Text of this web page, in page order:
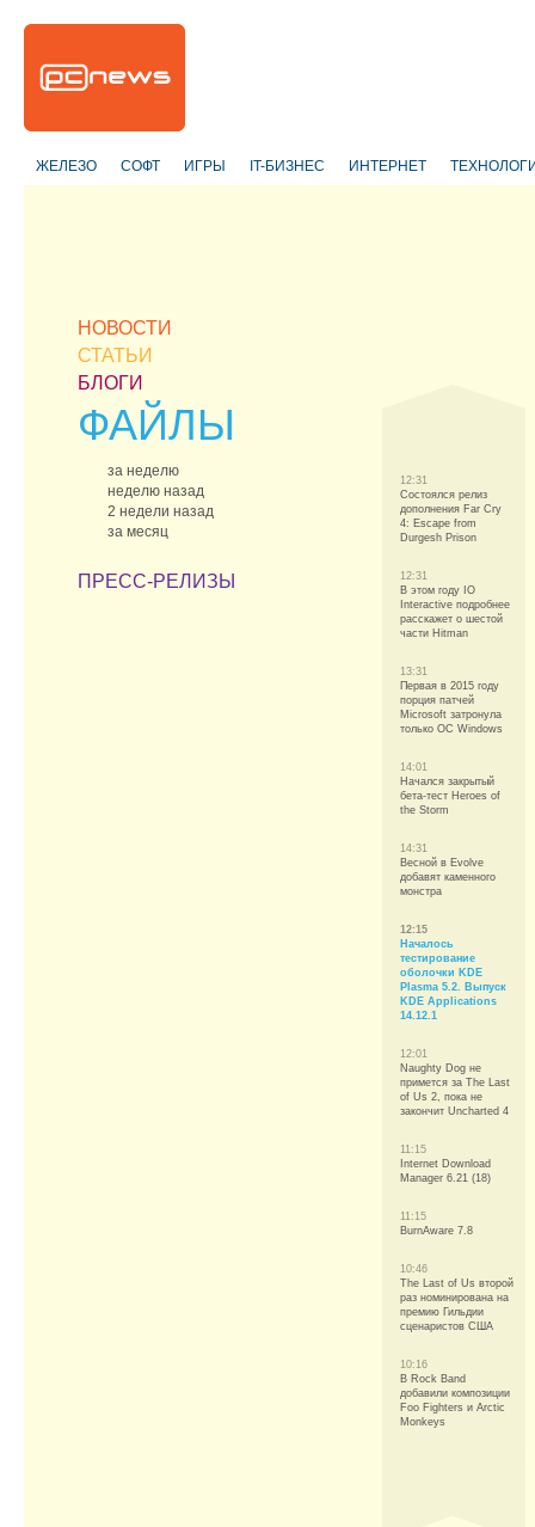
ЖЕЛЕЗО СОФТ ИГРЫ IT-БИЗНЕС ИНТЕРНЕТ
НОВОСТИ
СТАТЬИ
БЛОГИ
ФАЙЛЫ
за неделю
неделю назад
2 недели назад
за месяц
ПРЕСС-РЕЛИЗЫ
12:31
Состоялся релиз
дополнения Far Cry
4: Escape from
Durgesh Prison
12:31
В этом году IO
Interactive подробнее
расскажет о шестой
части Hitman
13:31
Первая в 2015 году
порция патчей
Microsoft затронула
только ОС Windows
14:01
Начался закрытый
бета-тест Heroes of
the Storm
14:31
Весной в Evolve
добавят каменного
монстра
12:15
Началось
тестирование
оболочки KDE
Plasma 5.2. Выпуск
KDE Applications
14.12.1
12:01
Naughty Dog не
примется за The Last
of Us 2, пока не
закончит Uncharted 4
11:15
Internet Download
Manager 6.21 (18)
11:15
BurnAware 7.8
10:46
The Last of Us второй
раз номинирована на
премию Гильдии
сценаристов США
10:16
В Rock Band
добавили композиции
Foo Fighters и Arctic
Monkeys